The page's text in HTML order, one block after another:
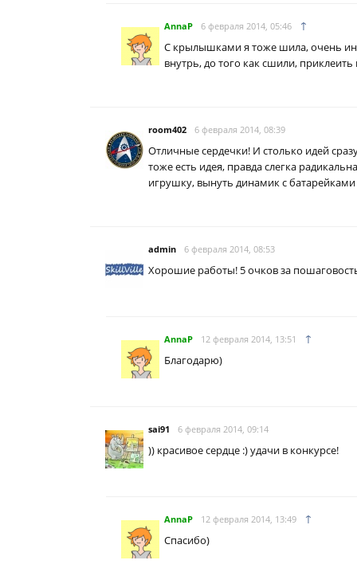
AnnaP 6 февраля 2014, 05:46
↑
С крылышками я тоже шила, очень
внутрь, до того как сшили,
room402 6 февраля 2014, 08:39
Отличные сердечки! И столько идей
тоже есть идея, правда слегка
игрушку, вынуть динамик с батарейками
admin 6 февраля 2014, 08:53
Хорошие работы! 5 очков за
AnnaP 12 февраля 2014, 13:51
↑
Благодарю)
sai91 6 февраля 2014, 09:14
)) красивое сердце :) удачи в конкурсе!
AnnaP 12 февраля 2014, 13:49
↑
Спасибо)